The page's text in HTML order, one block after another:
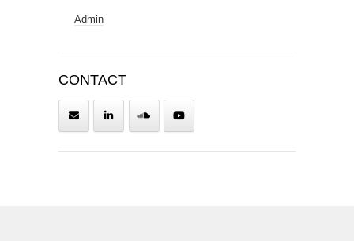
Admin
CONTACT